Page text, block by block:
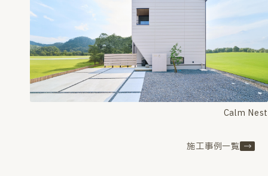
Calm Nest
施工事例一覧